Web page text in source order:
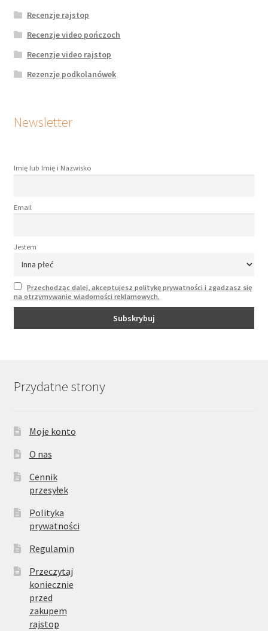
Recenzje rajstop
Recenzje video pończoch
Recenzje video rajstop
Rezenzje podkolanówek
Newsletter
Imię lub Imię i Nazwisko
Email
Jestem
Przechodząc dalej, akceptujesz politykę prywatności i zgadzasz się
na otrzymywanie wiadomości reklamowych.
Przydatne strony
Moje konto
O nas
Cennik
przesyłek
Polityka
prywatności
Regulamin
Przeczytaj
koniecznie
przed
zakupem
rajstop